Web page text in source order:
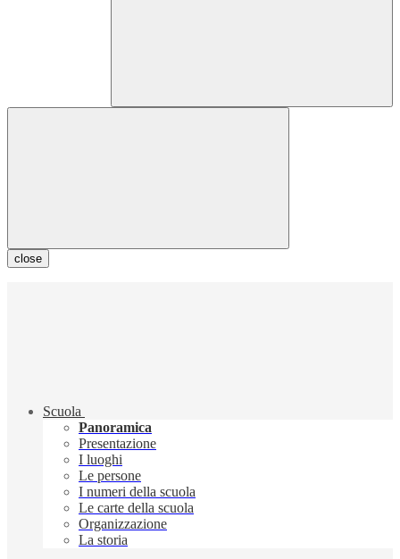
close
Scuola
Panoramica
Presentazione
I luoghi
Le persone
I numeri della scuola
Le carte della scuola
Organizzazione
La storia